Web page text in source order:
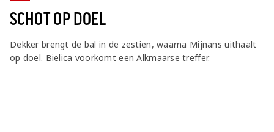
SCHOT OP DOEL
Dekker brengt de bal in de zestien, waarna Mijnans uithaalt
op doel. Bielica voorkomt een Alkmaarse treffer.